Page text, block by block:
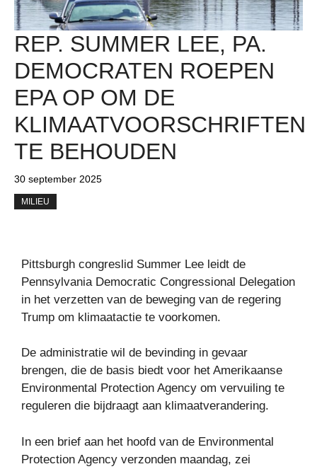
REP. SUMMER LEE, PA.
DEMOCRATEN ROEPEN
EPA OP OM DE
KLIMAATVOORSCHRIFTEN
TE BEHOUDEN
30 september 2025
MILIEU
Pittsburgh congreslid Summer Lee leidt de
Pennsylvania Democratic Congressional Delegation
in het verzetten van de beweging van de regering
Trump om klimaatactie te voorkomen.
De administratie wil de bevinding in gevaar
brengen, die de basis biedt voor het Amerikaanse
Environmental Protection Agency om vervuiling te
reguleren die bijdraagt ​​aan klimaatverandering.
In een brief aan het hoofd van de Environmental
Protection Agency verzonden maandag, zei